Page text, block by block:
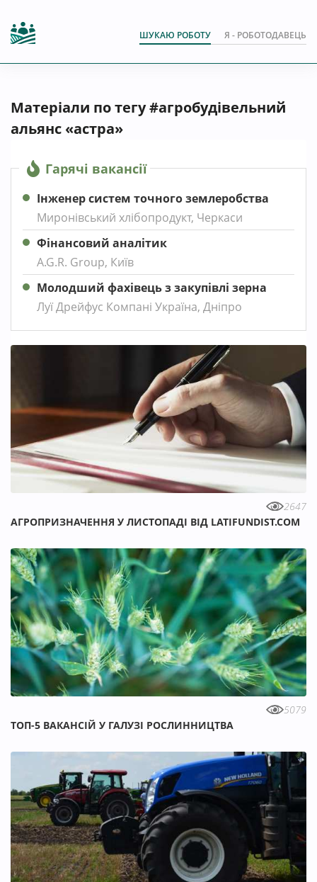
ШУКАЮ РОБОТУ Я - РОБОТОДАВЕЦЬ
Матеріали по тегу #агробудівельний
альянс «астра»
2647
АГРОПРИЗНАЧЕННЯ У ЛИСТОПАДІ ВІД LATIFUNDIST.COM
5079
ТОП-5 ВАКАНСІЙ У ГАЛУЗІ РОСЛИННИЦТВА
Гарячі вакансії
Інженер систем точного землеробства
Миронівський хлібопродукт, Черкаси
Фінансовий аналітик
A.G.R. Group, Київ
Молодший фахівець з закупівлі зерна
Луї Дрейфус Компані Україна, Дніпро